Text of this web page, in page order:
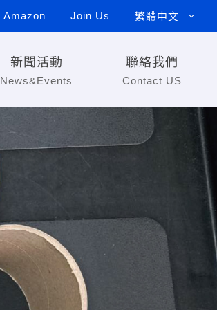
Amazon Join Us 繁體中文
新聞活動
News&Events
聯絡我們
Contact US